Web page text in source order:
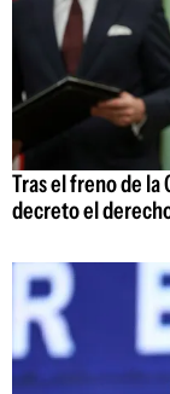
Tras el freno de
decreto el